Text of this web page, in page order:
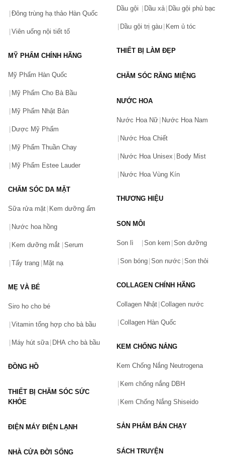
Bạn gặp vấn đề về sản phẩm hay mua hàng?
Hãy báo lỗi cho chúng tôi. Hoặc gọi cho chúng tôi qua số
Vấn đề(*)
Đông trùng hạ thảo Hàn Quốc
Viên uống nội tiết tố
MỸ PHẨM CHÍNH HÃNG
Mỹ Phẩm Hàn Quốc
Mỹ Phẩm Cho Bà Bầu
Mỹ Phẩm Nhật Bản
Dược Mỹ Phẩm
Mỹ Phẩm Thuần Chay
Mỹ Phẩm Estee Lauder
CHĂM SÓC DA MẶT
Sữa rửa mặt Kem dưỡng ẩm
Nước hoa hồng
Kem dưỡng mắt Serum
Tẩy trang Mặt nạ
MẸ VÀ BÉ
Siro ho cho bé
Vitamin tổng hợp cho bà bầu
Máy hút sữa DHA cho bà bầu
ĐỒNG HỒ
THIẾT BỊ CHĂM SÓC SỨC
KHỎE
ĐIỆN MÁY ĐIỆN LẠNH
NHÀ CỬA ĐỜI SỐNG
Dầu gội Dầu xả Dầu gội phủ bạc
Dầu gội trị gàu Kem ủ tóc
THIẾT BỊ LÀM ĐẸP
CHĂM SÓC RĂNG MIỆNG
NƯỚC HOA
Nước Hoa Nữ Nước Hoa Nam
Nước Hoa Chiết
Nước Hoa Unisex Body Mist
Nước Hoa Vùng Kín
THƯƠNG HIỆU
SON MÔI
Son lì Son kem Son dưỡng
Son bóng Son nước Son thỏi
COLLAGEN CHÍNH HÃNG
Collagen Nhật Collagen nước
Collagen Hàn Quốc
KEM CHỐNG NẮNG
Kem Chống Nắng Neutrogena
Kem chống nắng DBH
Kem Chống Nắng Shiseido
SẢN PHẨM BÁN CHẠY
SÁCH TRUYỆN